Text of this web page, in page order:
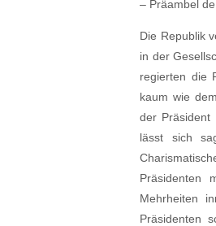
– Präambel
Die Republik
in der
regierten die
kaum wie
der Präsident
lässt sich
Präsidenten
Mehrheiten
Präsidenten